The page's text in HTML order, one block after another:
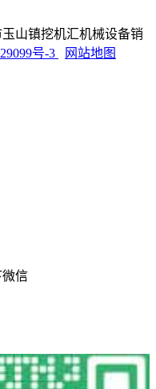
山镇挖机汇机械设备销
号-3 网站地图
微信